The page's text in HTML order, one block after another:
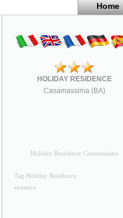
Home
HOLIDAY RESIDENCE
Casamassima (BA)
Holiday Residence Casamassima
Tag Holiday Residence
ricettiva